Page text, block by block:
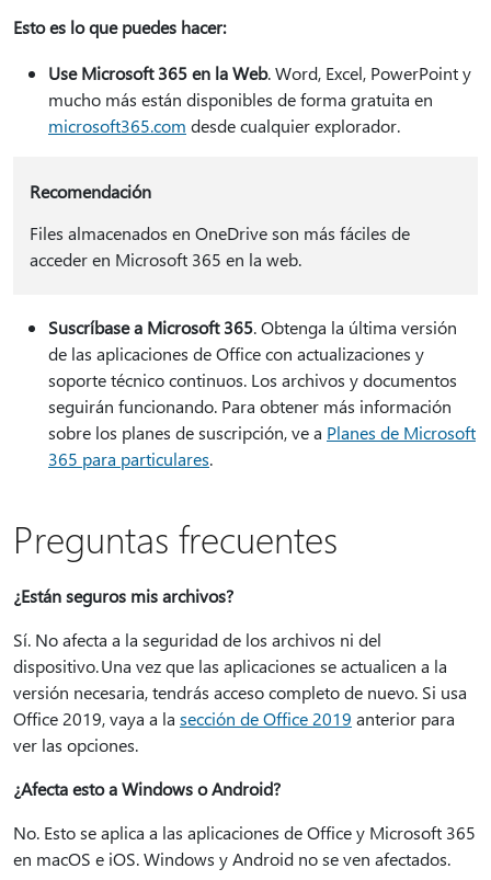
Esto es lo que puedes hacer:
Use Microsoft 365 en la Web. Word, Excel, PowerPoint y
mucho más están disponibles de forma gratuita en
microsoft365.com desde cualquier explorador.
Recomendación
Files almacenados en OneDrive son más fáciles de
acceder en Microsoft 365 en la web.
Suscríbase a Microsoft 365. Obtenga la última versión
de las aplicaciones de Office con actualizaciones y
soporte técnico continuos. Los archivos y documentos
seguirán funcionando. Para obtener más información
sobre los planes de suscripción, ve a Planes de Microsoft
365 para particulares.
Preguntas frecuentes
¿Están seguros mis archivos?
Sí. No afecta a la seguridad de los archivos ni del
dispositivo. Una vez que las aplicaciones se actualicen a la
versión necesaria, tendrás acceso completo de nuevo. Si usa
Office 2019, vaya a la sección de Office 2019 anterior para
ver las opciones.
¿Afecta esto a Windows o Android?
No. Esto se aplica a las aplicaciones de Office y Microsoft 365
en macOS e iOS. Windows y Android no se ven afectados.